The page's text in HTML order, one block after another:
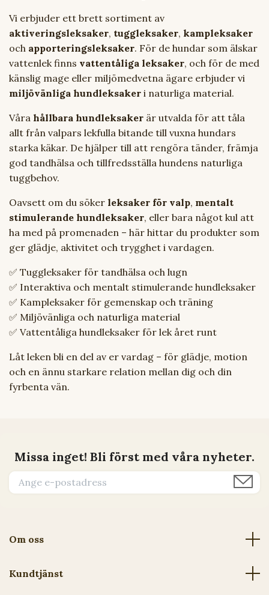
Vi erbjuder ett brett sortiment av
aktiveringsleksaker, tuggleksaker, kampleksaker
och apporteringsleksaker. För de hundar som älskar
vattenlek finns vattentåliga leksaker, och för de med
känslig mage eller miljömedvetna ägare erbjuder vi
miljövänliga hundleksaker i naturliga material.
Våra hållbara hundleksaker är utvalda för att tåla
allt från valpars lekfulla bitande till vuxna hundars
starka käkar. De hjälper till att rengöra tänder, främja
god tandhälsa och tillfredsställa hundens naturliga
tuggbehov.
Oavsett om du söker leksaker för valp, mentalt
stimulerande hundleksaker, eller bara något kul att
ha med på promenaden – här hittar du produkter som
ger glädje, aktivitet och trygghet i vardagen.
✅ Tuggleksaker för tandhälsa och lugn
✅ Interaktiva och mentalt stimulerande hundleksaker
✅ Kampleksaker för gemenskap och träning
✅ Miljövänliga och naturliga material
✅ Vattentåliga hundleksaker för lek året runt
Låt leken bli en del av er vardag – för glädje, motion
och en ännu starkare relation mellan dig och din
fyrbenta vän.
Missa inget! Bli först med våra nyheter.
Om oss
Kundtjänst